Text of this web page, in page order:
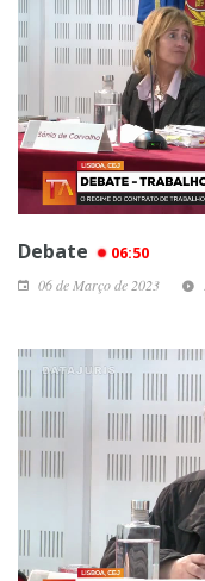
Debate 06:50
06 de Março de 2023